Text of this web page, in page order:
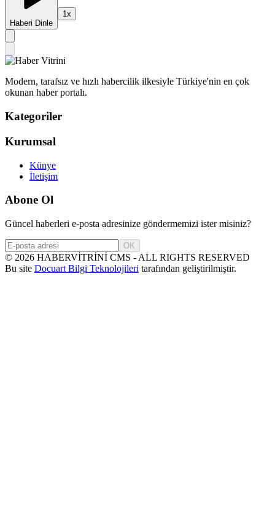
Haberi Dinle
1x
Modern, tarafsız ve hızlı habercilik ilkesiyle Türkiye'nin en çok
okunan haber portalı.
Kategoriler
Kurumsal
Künye
İletişim
Abone Ol
Güncel haberleri e-posta adresinize göndermemizi ister misiniz?
OK
© 2026 HABERVİTRİNİ CMS - ALL RIGHTS RESERVED
Bu site Docuart Bilgi Teknolojileri tarafından geliştirilmiştir.